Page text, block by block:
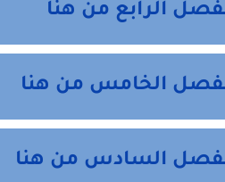
الرابع من هنا
الخامس من هنا
السادس من هنا